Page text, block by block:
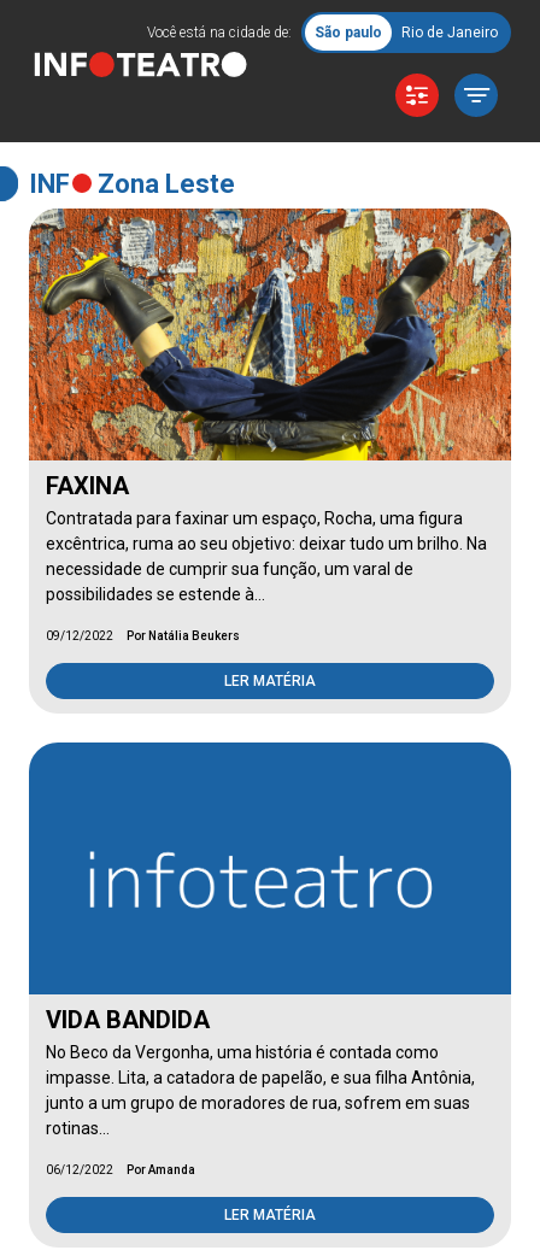
Você está na cidade de: São paulo Rio de Janeiro
INF Zona Leste
FAXINA
Contratada para faxinar um espaço, Rocha, uma figura
excêntrica, ruma ao seu objetivo: deixar tudo um brilho. Na
necessidade de cumprir sua função, um varal de
possibilidades se estende à…
09/12/2022 Por Natália Beukers
LER MATÉRIA
VIDA BANDIDA
No Beco da Vergonha, uma história é contada como
impasse. Lita, a catadora de papelão, e sua filha Antônia,
junto a um grupo de moradores de rua, sofrem em suas
rotinas…
06/12/2022 Por Amanda
LER MATÉRIA